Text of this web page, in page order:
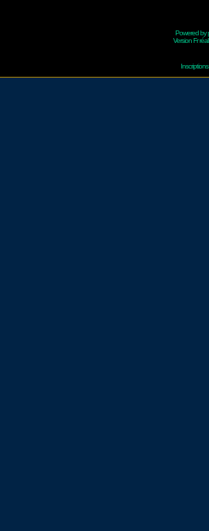
Powered by
Version Fr